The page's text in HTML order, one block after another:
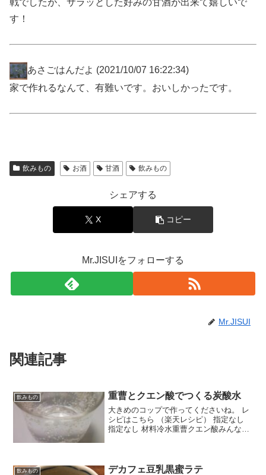
戦でしたが、サラッとした好みの甘酒が出来て嬉しいで
す！
あさごはんだよ (2021/10/07 16:22:34)
家で作れるなんて、有難いです。おいしかったです。
飲みもの お酒 甘酒 飲みもの
シェアする
X コピー
Mr.JISUIをフォローする
Mr.JISUI
関連記事
飲みもの 重曹とクエン酸でつくる炭酸水
大きめのコップで作ってくださいね。 レ
シピはこちら （楽天レシピ） 指定なし
指定なし 材料冷水重曹クエン酸みんなの
飲みもの デカフェ豆乳黒蜜ラテ